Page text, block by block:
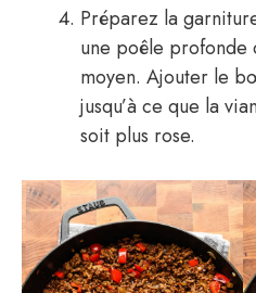
Préparez la
une poêle profonde
moyen. Ajouter le
jusqu’à ce que la
soit plus rose.